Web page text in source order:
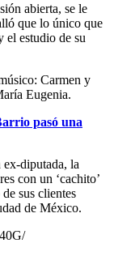
abierta, se le
que lo único que
el estudio de su
Carmen y
Eugenia.
pasó una
ex-diputada, la
con un ‘cachito’
sus clientes
de México.